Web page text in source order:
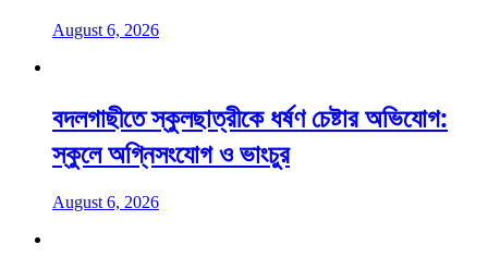
August 6, 2026
বদলগাছীতে স্কুলছাত্রীকে ধর্ষণ চেষ্টার অভিযোগ:
স্কুলে অগ্নিসংযোগ ও ভাংচুর
August 6, 2026